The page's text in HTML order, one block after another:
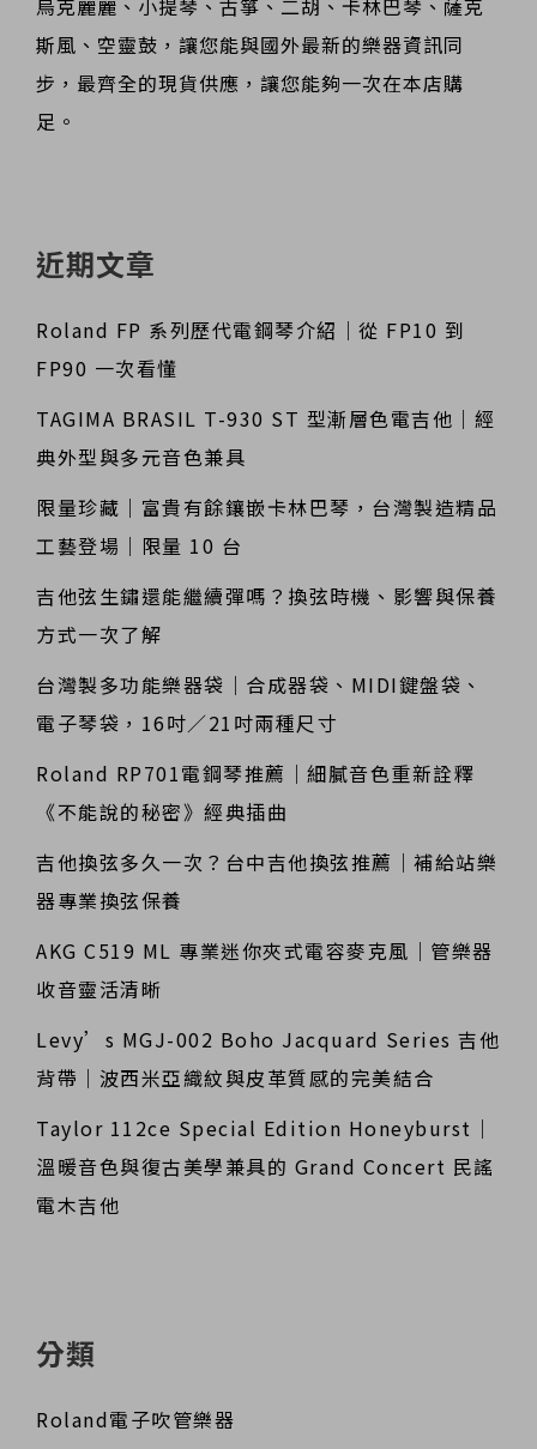
烏克麗麗、小提琴、古箏、二胡、卡林巴琴、薩克
斯風、空靈鼓，讓您能與國外最新的樂器資訊同
步，最齊全的現貨供應，讓您能夠一次在本店購
足。
近期文章
Roland FP 系列歷代電鋼琴介紹｜從 FP10 到
FP90 一次看懂
TAGIMA BRASIL T-930 ST 型漸層色電吉他｜經
典外型與多元音色兼具
限量珍藏｜富貴有餘鑲嵌卡林巴琴，台灣製造精品
工藝登場｜限量 10 台
吉他弦生鏽還能繼續彈嗎？換弦時機、影響與保養
方式一次了解
台灣製多功能樂器袋｜合成器袋、MIDI鍵盤袋、
電子琴袋，16吋／21吋兩種尺寸
Roland RP701電鋼琴推薦｜細膩音色重新詮釋
《不能說的秘密》經典插曲
吉他換弦多久一次？台中吉他換弦推薦｜補給站樂
器專業換弦保養
AKG C519 ML 專業迷你夾式電容麥克風｜管樂器
收音靈活清晰
Levy’s MGJ-002 Boho Jacquard Series 吉他
背帶｜波西米亞織紋與皮革質感的完美結合
Taylor 112ce Special Edition Honeyburst｜
溫暖音色與復古美學兼具的 Grand Concert 民謠
電木吉他
分類
Roland電子吹管樂器